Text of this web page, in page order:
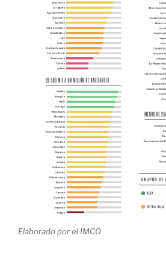
Elaborado por el IMCO